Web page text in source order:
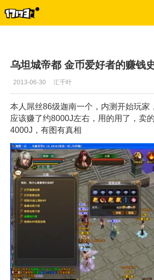
乌坦城帝都 金币爱好者的赚钱
2013-06-30 汇千叶
本人屌丝86级迦南一个，内测开始玩家
应该赚了约8000J左右，用的用了，卖
4000J，有图有真相